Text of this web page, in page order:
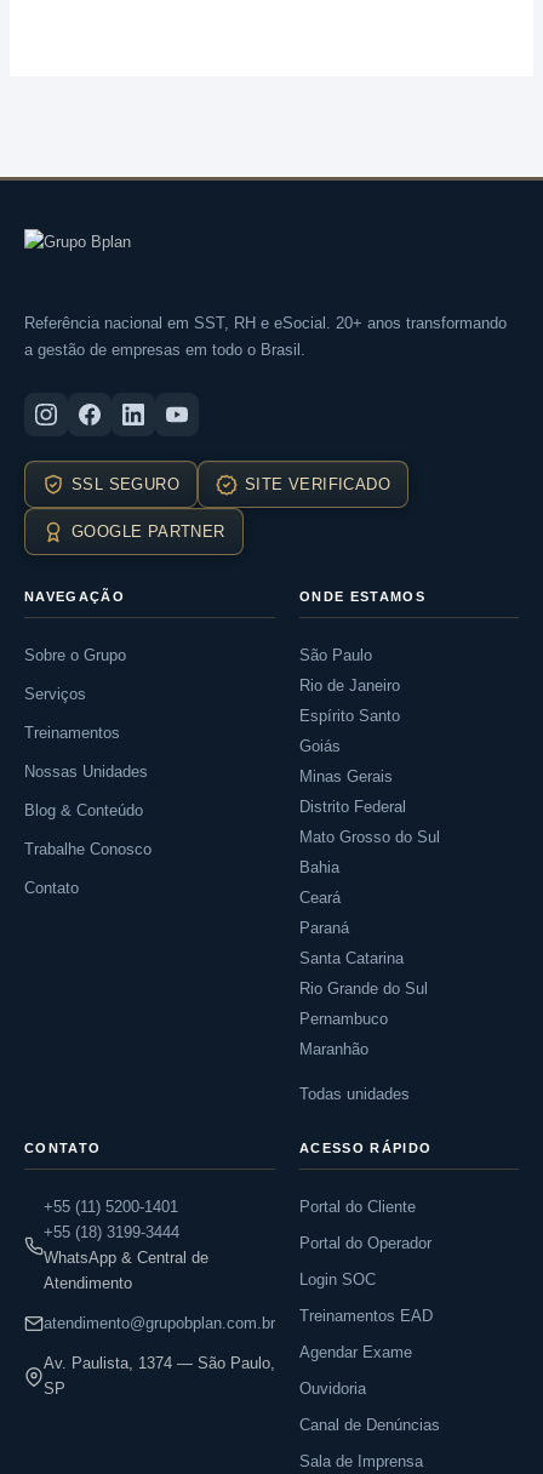
Referência nacional em SST, RH e eSocial. 20+ anos transformando
a gestão de empresas em todo o Brasil.
SSL SEGURO SITE VERIFICADO
GOOGLE PARTNER
NAVEGAÇÃO
Sobre o Grupo
Serviços
Treinamentos
Nossas Unidades
Blog & Conteúdo
Trabalhe Conosco
Contato
ONDE ESTAMOS
São Paulo
Rio de Janeiro
Espírito Santo
Goiás
Minas Gerais
Distrito Federal
Mato Grosso do Sul
Bahia
Ceará
Paraná
Santa Catarina
Rio Grande do Sul
Pernambuco
Maranhão
Todas unidades
CONTATO
+55 (11) 5200-1401
+55 (18) 3199-3444
WhatsApp & Central de
Atendimento
atendimento@grupobplan.com.br
Av. Paulista, 1374 — São Paulo,
SP
ACESSO RÁPIDO
Portal do Cliente
Portal do Operador
Login SOC
Treinamentos EAD
Agendar Exame
Ouvidoria
Canal de Denúncias
Sala de Imprensa